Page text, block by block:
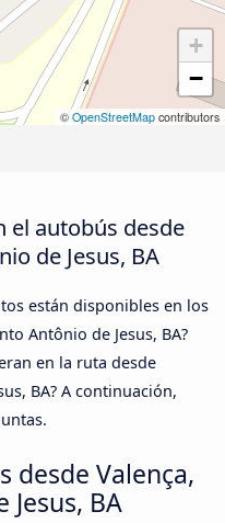
+
−
© OpenStreetMap contributors
el autobús desde
de Jesus, BA
están disponibles en los
Antônio de Jesus, BA?
en la ruta desde
BA? A continuación,
desde Valença,
Jesus, BA